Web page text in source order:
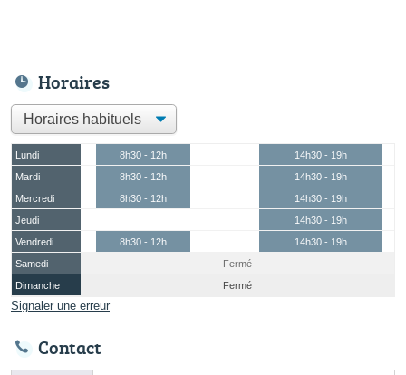
Horaires
Lundi 8h30 - 12h
14h30 - 19h
Mardi
8h30 - 12h
14h30 - 19h
Mercredi
8h30 - 12h
14h30 - 19h
Jeudi
14h30 - 19h
Vendredi
8h30 - 12h
14h30 - 19h
Samedi
Fermé
Dimanche
Fermé
Signaler une erreur
Contact